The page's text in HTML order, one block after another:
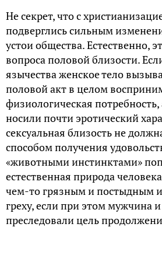
Не секрет, что с
подверглись сильным
устои общества. Естественно,
вопроса половой близости.
язычества женское тело
половой акт в целом
физиологическая
носили почти эротический
сексуальная близость не
способом получения
«животными инстинктами»
естественная природа
чем-то грязным и постыдным
греху, если при этом мужчина
преследовали цель